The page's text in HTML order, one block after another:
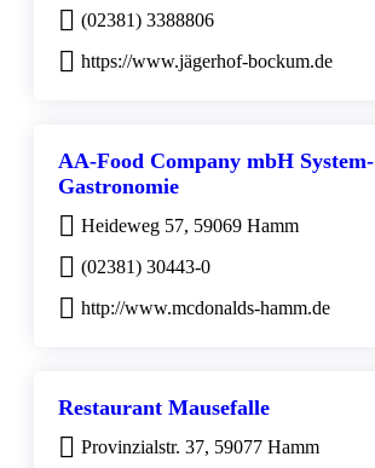
(02381) 3388806
https://www.jägerhof-bockum.de
AA-Food Company mbH System-
Gastronomie
Heideweg 57, 59069 Hamm
(02381) 30443-0
http://www.mcdonalds-hamm.de
Restaurant Mausefalle
Provinzialstr. 37, 59077 Hamm